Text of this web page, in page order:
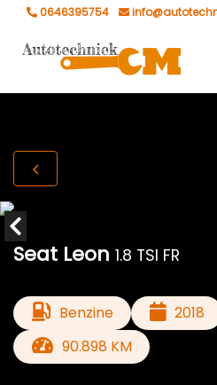
0646395754
Seat Leon 1.8 TSI FR
Benzine 2018
90.898 KM